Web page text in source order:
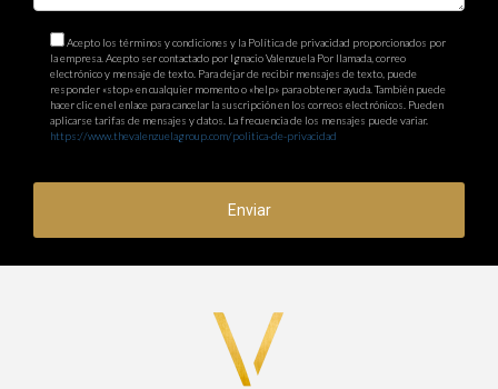
Acepto los términos y condiciones y la Política de privacidad proporcionados por
la empresa. Acepto ser contactado por Ignacio Valenzuela Por llamada, correo
electrónico y mensaje de texto. Para dejar de recibir mensajes de texto, puede
responder «stop» en cualquier momento o «help» para obtener ayuda. También puede
hacer clic en el enlace para cancelar la suscripción en los correos electrónicos. Pueden
aplicarse tarifas de mensajes y datos. La frecuencia de los mensajes puede variar.
https://www.thevalenzuelagroup.com/politica-de-privacidad
Enviar